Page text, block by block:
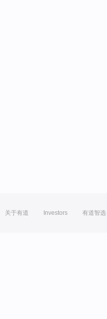
关于有道 Investors 有道智选